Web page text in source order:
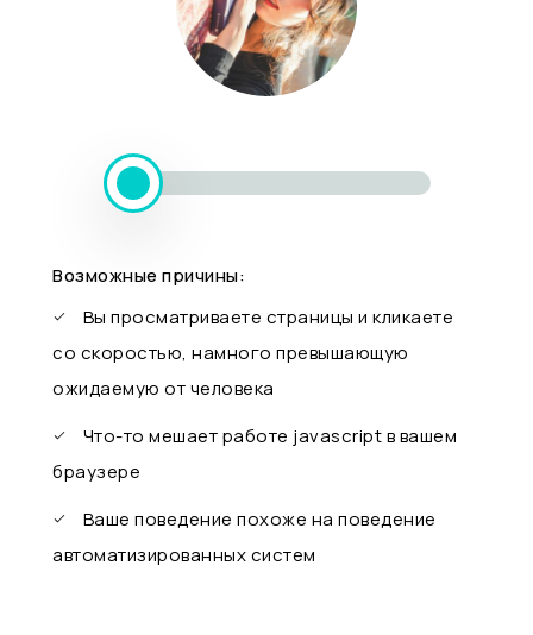
Возможные причины:
Вы просматриваете страницы и кликаете
со скоростью, намного превышающую
ожидаемую от человека
Что-то мешает работе javascript в вашем
браузере
Ваше поведение похоже на поведение
автоматизированных систем